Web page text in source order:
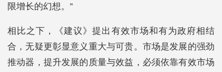
限增长的幻想。”
相比之下，《建议》提出有效市场和有为政府相结
合，无疑更彰显意义重大与可贵。市场是发展的强劲
推动器，提升发展的质量与效益，必须依靠有效市场